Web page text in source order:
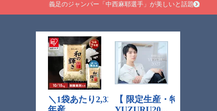
義足のジャンパー「中西麻耶選手」が美しいと話題に